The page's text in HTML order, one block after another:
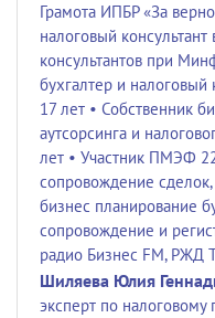
Грамота ИПБР «За
налоговый
консультантов при
бухгалтер и налоговый
17 лет • Собственник
аутсорсинга и
лет • Участник ПМЭФ
сопровождение
бизнес планирование
сопровождение и
радио Бизнес FM, РЖД
Шиляева Юлия
эксперт по налоговому